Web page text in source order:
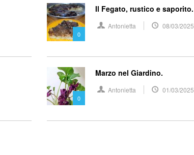
0
Il Fegato, rustico e saporito.
Antonietta 08/03/2025
0
Marzo nel Giardino.
Antonietta 01/03/2025